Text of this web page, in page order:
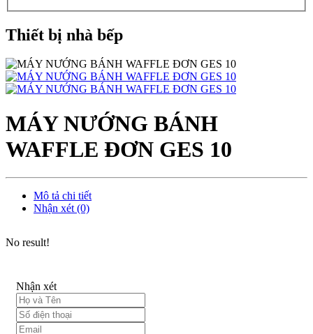
Thiết bị nhà bếp
MÁY NƯỚNG BÁNH
WAFFLE ĐƠN GES 10
Mô tả chi tiết
Nhận xét (0)
No result!
Nhận xét